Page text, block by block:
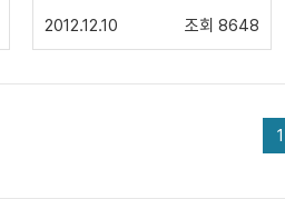
2012.12.10 조회 8648
1